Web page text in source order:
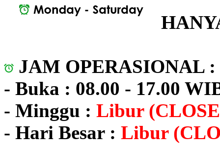
JAM OPERASIONAL :
- Buka : 08.00 - 17.00
- Minggu : Libur
- Hari Besar : Libur